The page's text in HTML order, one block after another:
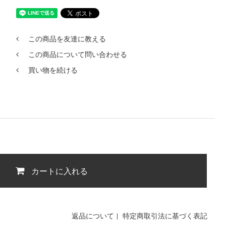
この商品を友達に教える
この商品について問い合わせる
買い物を続ける
カートに入れる
返品について | 特定商取引法に基づく表記